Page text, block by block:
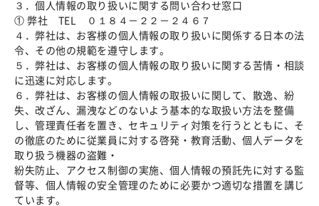
３．個人情報の取り扱いに関する問い合わせ窓口
① 弊社 TEL ０１８４－２２－２４６７
４．弊社は、お客様の個人情報の取り扱いに関係する日本の法
令、その他の規範を遵守します。
５．弊社は、お客様の個人情報の取り扱いに関する苦情・相談
に迅速に対応します。
６．弊社は、お客様の個人情報の取扱いに関して、散逸、紛
失、改ざん、漏洩などのないよう基本的な取扱い方法を整備
し、管理責任者を置き、セキュリティ対策を行うとともに、そ
の徹底のために従業員に対する啓発・教育活動、個人データを
取り扱う機器の盗難・
紛失防止、アクセス制御の実施、個人情報の預託先に対する監
督等、個人情報の安全管理のために必要かつ適切な措置を講じ
ています。